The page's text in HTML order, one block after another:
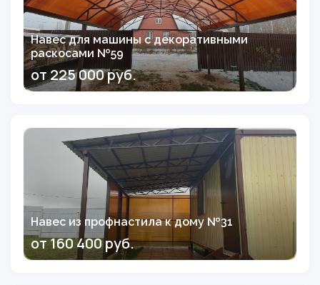
Навес для машины с декоративными
раскосами №59
от 225 000 руб.
Навес из профнастила к дому №31
от 160 400 руб.